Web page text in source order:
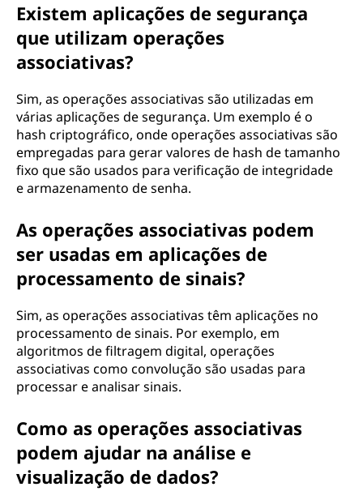
Existem aplicações de segurança
que utilizam operações
associativas?
Sim, as operações associativas são utilizadas em
várias aplicações de segurança. Um exemplo é o
hash criptográfico, onde operações associativas são
empregadas para gerar valores de hash de tamanho
fixo que são usados para verificação de integridade
e armazenamento de senha.
As operações associativas podem
ser usadas em aplicações de
processamento de sinais?
Sim, as operações associativas têm aplicações no
processamento de sinais. Por exemplo, em
algoritmos de filtragem digital, operações
associativas como convolução são usadas para
processar e analisar sinais.
Como as operações associativas
podem ajudar na análise e
visualização de dados?